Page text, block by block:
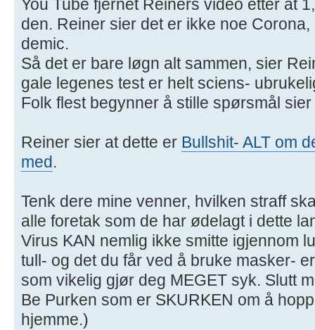
You Tube fjernet Reiners video etter at
den. Reiner sier det er ikke noe
demic.
Så det er bare løgn alt sammen, sier
gale legenes test er helt sciens-
Folk flest begynner å stille spørsmål
Reiner sier at dette er Bullshit- ALT om
med.
Tenk dere mine venner, hvilken straff
alle foretak som de har ødelagt i dette
Virus KAN nemlig ikke smitte igjennom
tull- og det du får ved å bruke masker-
som vikelig gjør deg MEGET syk. Slutt
Be Purken som er SKURKEN om å
hjemme.)